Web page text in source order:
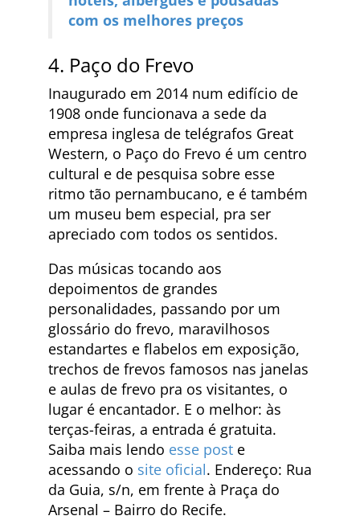
com os melhores preços
4. Paço do Frevo
Inaugurado em 2014 num edifício de
1908 onde funcionava a sede da
empresa inglesa de telégrafos Great
Western, o Paço do Frevo é um centro
cultural e de pesquisa sobre esse
ritmo tão pernambucano, e é também
um museu bem especial, pra ser
apreciado com todos os sentidos.
Das músicas tocando aos
depoimentos de grandes
personalidades, passando por um
glossário do frevo, maravilhosos
estandartes e flabelos em exposição,
trechos de frevos famosos nas janelas
e aulas de frevo pra os visitantes, o
lugar é encantador. E o melhor: às
terças-feiras, a entrada é gratuita.
Saiba mais lendo esse post e
acessando o site oficial. Endereço: Rua
da Guia, s/n, em frente à Praça do
Arsenal – Bairro do Recife.